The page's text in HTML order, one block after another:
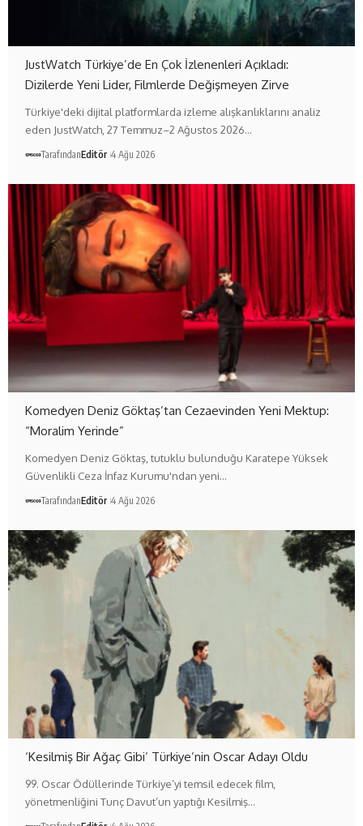
JustWatch Türkiye’de En Çok İzlenenleri Açıkladı:
Dizilerde Yeni Lider, Filmlerde Değişmeyen Zirve
Türkiye'deki dijital platformlarda izleme alışkanlıklarını analiz
eden JustWatch, 27 Temmuz–2 Ağustos 2026…
TarafındanEditör 4 Ağu 2026
Komedyen Deniz Göktaş’tan Cezaevinden Yeni Mektup:
“Moralim Yerinde”
Komedyen Deniz Göktaş, tutuklu bulunduğu Karatepe Yüksek
Güvenlikli Ceza İnfaz Kurumu'ndan yeni…
TarafındanEditör 4 Ağu 2026
‘Kesilmiş Bir Ağaç Gibi’ Türkiye’nin Oscar Adayı Oldu
99. Oscar Ödüllerinde Türkiye’yi temsil edecek film,
yönetmenliğini Tunç Davut’un yaptığı Kesilmiş…